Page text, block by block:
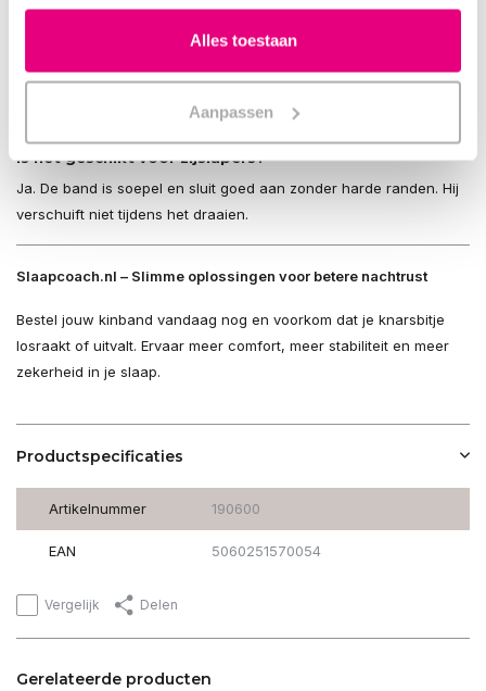
Alles toestaan
Aanpassen
Kan ik deze kinband combineren met elk bitje?
Ja. De band is compatibel met alle bitjes: op maat, boil-and-bite of
SleepRight en SleepPro modellen.
Is het geschikt voor zijslapers?
Ja. De band is soepel en sluit goed aan zonder harde randen. Hij
verschuift niet tijdens het draaien.
Slaapcoach.nl – Slimme oplossingen voor betere nachtrust
Bestel jouw kinband vandaag nog en voorkom dat je knarsbitje
losraakt of uitvalt. Ervaar meer comfort, meer stabiliteit en meer
zekerheid in je slaap.
Productspecificaties
Artikelnummer 190600
EAN 5060251570054
Vergelijk Delen
Gerelateerde producten